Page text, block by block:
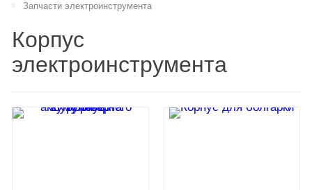
Запчасти электроинструмента
Корпус
электроинструмента